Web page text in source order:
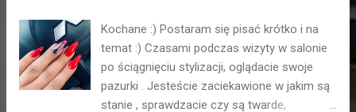
Kochane :) Postaram się pisać krótko i na
temat :) Czasami podczas wizyty w salonie
po ściągnięciu stylizacji, oglądacie swoje
pazurki . Jesteście zaciekawione w jakim są
stanie , sprawdzacie czy są twarde,